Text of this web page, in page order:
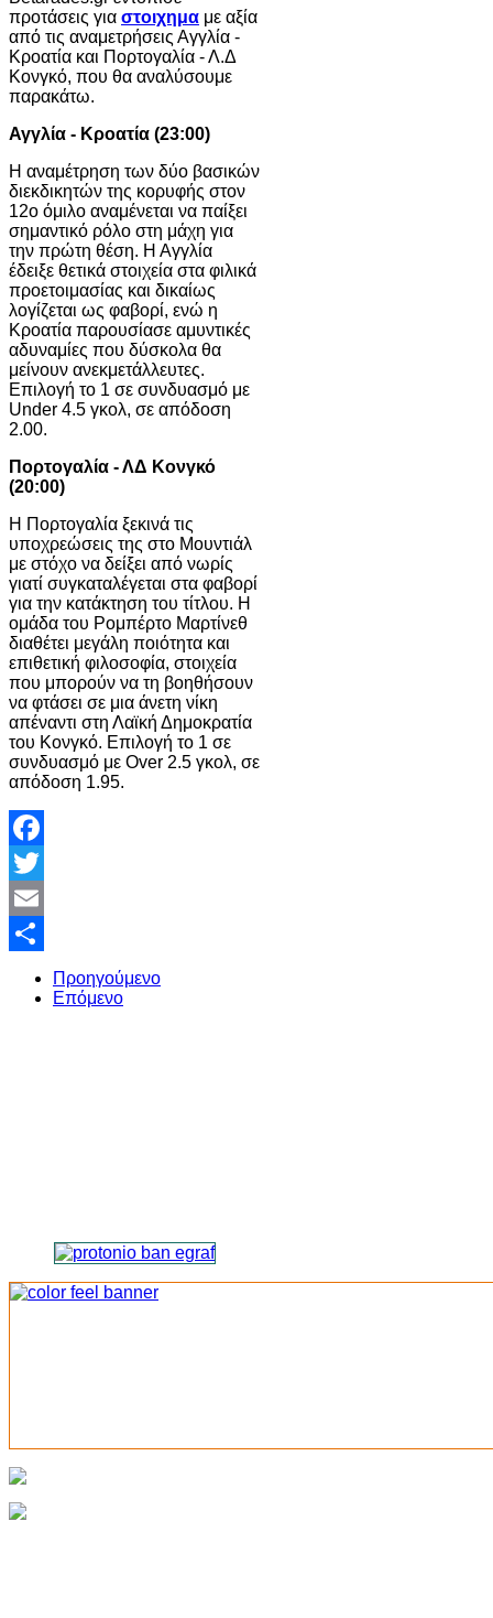
προτάσεις για στοιχημα με αξία
από τις αναμετρήσεις Αγγλία -
Κροατία και Πορτογαλία - Λ.Δ
Κονγκό, που θα αναλύσουμε
παρακάτω.
Αγγλία - Κροατία (23:00)
Η αναμέτρηση των δύο βασικών
διεκδικητών της κορυφής στον
12ο όμιλο αναμένεται να παίξει
σημαντικό ρόλο στη μάχη για
την πρώτη θέση. Η Αγγλία
έδειξε θετικά στοιχεία στα φιλικά
προετοιμασίας και δικαίως
λογίζεται ως φαβορί, ενώ η
Κροατία παρουσίασε αμυντικές
αδυναμίες που δύσκολα θα
μείνουν ανεκμετάλλευτες.
Επιλογή το 1 σε συνδυασμό με
Under 4.5 γκολ, σε απόδοση
2.00.
Πορτογαλία - ΛΔ Κονγκό
(20:00)
Η Πορτογαλία ξεκινά τις
υποχρεώσεις της στο Μουντιάλ
με στόχο να δείξει από νωρίς
γιατί συγκαταλέγεται στα φαβορί
για την κατάκτηση του τίτλου. Η
ομάδα του Ρομπέρτο Μαρτίνεθ
διαθέτει μεγάλη ποιότητα και
επιθετική φιλοσοφία, στοιχεία
που μπορούν να τη βοηθήσουν
να φτάσει σε μια άνετη νίκη
απέναντι στη Λαϊκή Δημοκρατία
του Κονγκό. Επιλογή το 1 σε
συνδυασμό με Over 2.5 γκολ, σε
απόδοση 1.95.
Facebook
Twitter
Email
Share
Προηγούμενο
Επόμενο